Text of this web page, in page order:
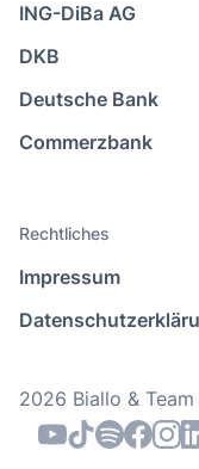
ING-DiBa AG
DKB
Deutsche Bank
Commerzbank
Rechtliches
Impressum
2026 Biallo & Team